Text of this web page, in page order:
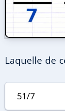
Laquelle de
51/7